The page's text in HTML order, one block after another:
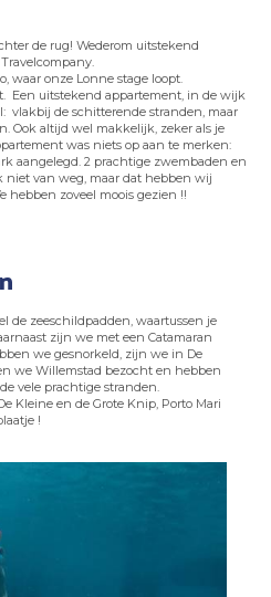
de rug! Wederom uitstekend
waar onze Lonne stage loopt.
Een uitstekend appartement, in de wijk
vlakbij de schitterende stranden, maar
Ook altijd wel makkelijk, zeker als je
was niets op aan te merken:
aangelegd. 2 prachtige zwembaden en
niet van weg, maar dat hebben wij
hebben zoveel moois gezien !!
de zeeschildpadden, waartussen je
zijn we met een Catamaran
we gesnorkeld, zijn we in De
we Willemstad bezocht en hebben
vele prachtige stranden.
Kleine en de Grote Knip, Porto Mari
!